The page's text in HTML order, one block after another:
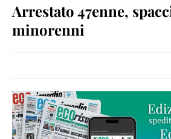
Arrestato 47enne,
minorenni